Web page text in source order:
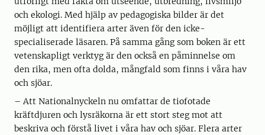
och ekologi. Med hjälp av pedagogiska bilder är det
möjligt att identifiera arter även för den icke-
specialiserade läsaren. På samma gång som boken är ett
vetenskapligt verktyg är den också en påminnelse om
den rika, men ofta dolda, mångfald som finns i våra hav
och sjöar.
– Att Nationalnyckeln nu omfattar de tiofotade
kräftdjuren och lysräkorna är ett stort steg mot att
beskriva och förstå livet i våra hav och sjöar. Flera arter